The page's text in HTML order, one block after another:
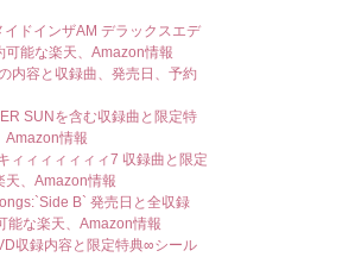
ドインザAM デラックスエデ
可能な楽天、Amazon情報
内容と収録曲、発売日、予約
SUNを含む収録曲と限定特
Amazon情報
ィィィィィィィ7 収録曲と限定
天、Amazon情報
B` 発売日と全収録
能な楽天、Amazon情報
収録内容と限定特典∞シール